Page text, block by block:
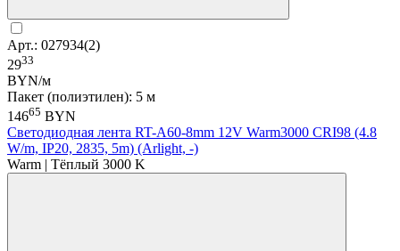
Арт.: 027934(2)
2933
BYN/м
Пакет (полиэтилен): 5 м
14665 BYN
Светодиодная лента RT-A60-8mm 12V Warm3000 CRI98 (4.8
W/m, IP20, 2835, 5m) (Arlight, -)
Warm | Тёплый 3000 K